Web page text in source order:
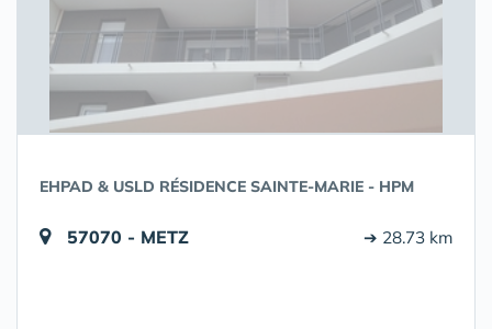
EHPAD & USLD RÉSIDENCE SAINTE-MARIE - HPM
57070 - METZ ➔ 28.73 km